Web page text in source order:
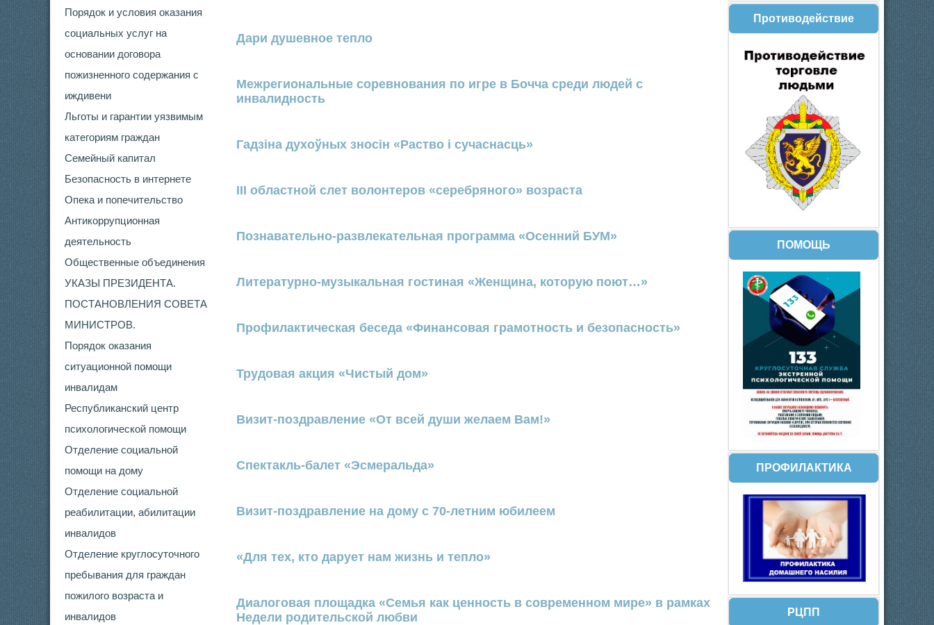
Порядок и условия оказания
социальных услуг на
основании договора
пожизненного содержания с
иждивени
Льготы и гарантии уязвимым
категориям граждан
Семейный капитал
Безопасность в интернете
Опека и попечительство
Антикоррупционная
деятельность
Общественные объединения
УКАЗЫ ПРЕЗИДЕНТА.
ПОСТАНОВЛЕНИЯ СОВЕТА
МИНИСТРОВ.
Порядок оказания
ситуационной помощи
инвалидам
Республиканский центр
психологической помощи
Отделение социальной
помощи на дому
Отделение социальной
реабилитации, абилитации
инвалидов
Отделение круглосуточного
пребывания для граждан
пожилого возраста и
инвалидов
Дари душевное тепло
Межрегиональные соревнования по игре в Бочча среди людей с
инвалидность
Гадзіна духоўных зносін «Раство і сучаснасць»
III областной слет волонтеров «серебряного» возраста
Познавательно-развлекательная программа «Осенний БУМ»
Литературно-музыкальная гостиная «Женщина, которую поют…»
Профилактическая беседа «Финансовая грамотность и безопасность»
Трудовая акция «Чистый дом»
Визит-поздравление «От всей души желаем Вам!»
Спектакль-балет «Эсмеральда»
Визит-поздравление на дому с 70-летним юбилеем
«Для тех, кто дарует нам жизнь и тепло»
Диалоговая площадка «Семья как ценность в современном мире» в рамках
Недели родительской любви
Противодействие
ПОМОЩЬ
ПРОФИЛАКТИКА
РЦПП